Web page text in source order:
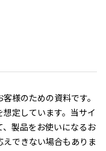
様のための資料です。
定しています。当サイ
、製品をお使いになるお
できない場合もありま